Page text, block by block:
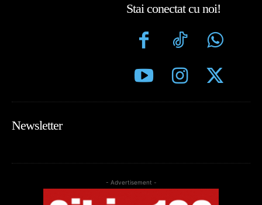
Stai conectat cu noi!
Newsletter
- Advertisement -